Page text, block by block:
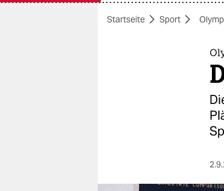
themen
Startseite Sport